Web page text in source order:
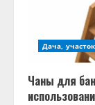
Дача, участок
Чаны для